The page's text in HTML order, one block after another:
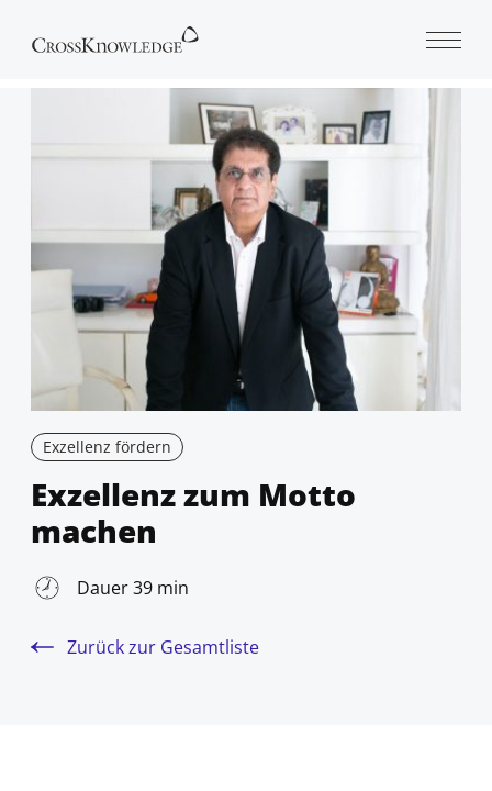
Exzellenz fördern
Exzellenz zum Motto
machen
Dauer 39 min
Zurück zur Gesamtliste